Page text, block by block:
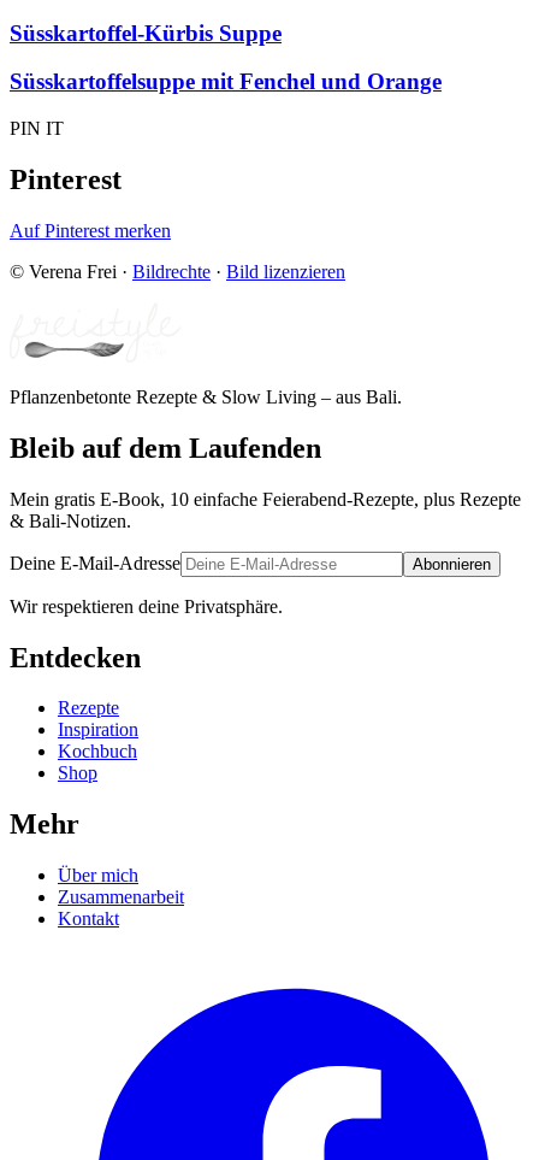
Süsskartoffel-Kürbis Suppe
Süsskartoffelsuppe mit Fenchel und Orange
PIN IT
Pinterest
Auf Pinterest merken
© Verena Frei · Bildrechte · Bild lizenzieren
Pflanzenbetonte Rezepte & Slow Living – aus Bali.
Bleib auf dem Laufenden
Mein gratis E-Book, 10 einfache Feierabend-Rezepte, plus Rezepte
& Bali-Notizen.
Deine E-Mail-Adresse Abonnieren
Wir respektieren deine Privatsphäre.
Entdecken
Rezepte
Inspiration
Kochbuch
Shop
Mehr
Über mich
Zusammenarbeit
Kontakt